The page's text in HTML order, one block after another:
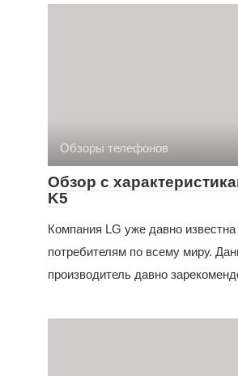
Обзоры телефонов
Обзор с
K5
Компания LG уже давно
потребителям по всему миру.
производитель давно